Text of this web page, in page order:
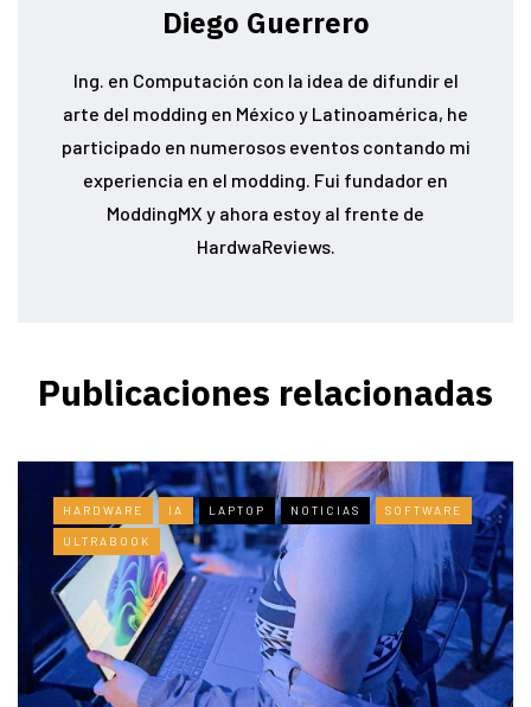
Diego Guerrero
Ing. en Computación con la idea de difundir el
arte del modding en México y Latinoamérica, he
participado en numerosos eventos contando mi
experiencia en el modding. Fui fundador en
ModdingMX y ahora estoy al frente de
HardwaReviews.
Publicaciones relacionadas
HARDWARE IA LAPTOP NOTICIAS SOFTWARE
ULTRABOOK